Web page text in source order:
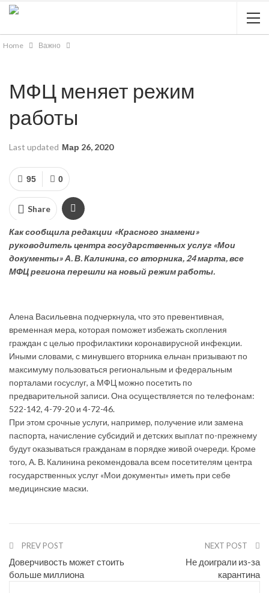
Home Важно
МФЦ меняет режим
работы
Last updated Мар 26, 2020
0
95
Share
Как сообщила редакции «Красного знамени»
руководитель центра государственных услуг «Мои
документы» А. В. Калинина, со вторника, 24 марта, все
МФЦ региона перешли на новый режим работы.
Алена Васильевна подчеркнула, что это превентивная,
временная мера, которая поможет избежать скопления
граждан с целью профилактики коронавирусной инфекции.
Иными словами, с минувшего вторника ельчан призывают по
максимуму пользоваться региональным и федеральным
порталами госуслуг, а МФЦ можно посетить по
предварительной записи. Она осуществляется по телефонам:
522-142, 4-79-20 и 4-72-46.
При этом срочные услуги, например, получение или замена
паспорта, начисление субсидий и детских выплат по-прежнему
будут оказываться гражданам в порядке живой очереди. Кроме
того, А. В. Калинина рекомендовала всем посетителям центра
государственных услуг «Мои документы» иметь при себе
медицинские маски.
PREV POST
Доверчивость может стоить
больше миллиона
NEXT POST
Не доиграли из-за
карантина